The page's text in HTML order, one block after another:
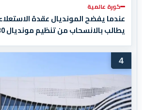
كورة عالمية
عندما يفضح المونديال عقدة
4